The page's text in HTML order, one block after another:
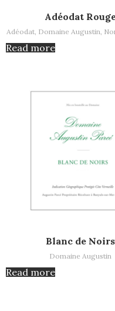
Read moreAdéodat
Adéodat, Domaine Augustin
Read more
Read moreBlanc de Noirs
Domaine Augustin
Read more